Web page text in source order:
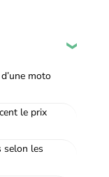
moto
le prix
selon les